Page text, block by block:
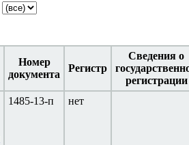
Номер
документа
Регистр
Сведения о
регистрации
1485-13-п нет